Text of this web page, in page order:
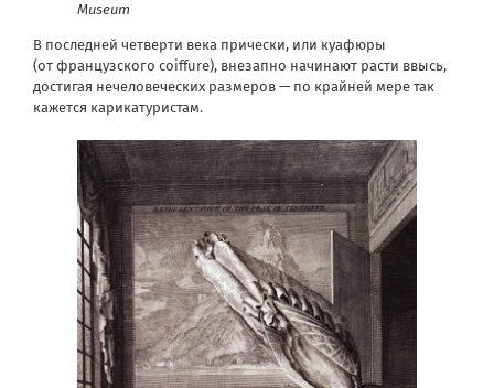
Museum
В последней четверти века прически, или куафюры
(от французского coiffure), внезапно начинают расти ввысь,
достигая нечеловеческих размеров — по крайней мере так
кажется карикатуристам.